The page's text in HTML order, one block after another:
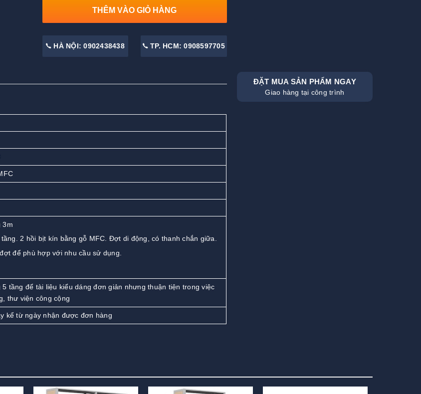
THÊM VÀO GIỎ HÀNG
HÀ NỘI: 0902438438 TP. HCM: 0908597705
3m
2 hồi bịt kín bằng gỗ MFC. Đợt di động, có thanh chắn giữa.
để phù hợp với nhu cầu sử dụng.
tầng để tài liệu kiểu dáng đơn giản nhưng thuận tiện trong việc
thư viện công cộng
kể từ ngày nhận được đơn hàng
ĐẶT MUA SẢN PHẨM NGAY
Giao hàng tại công trình